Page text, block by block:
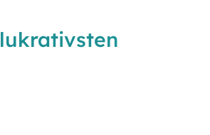
lukrativsten